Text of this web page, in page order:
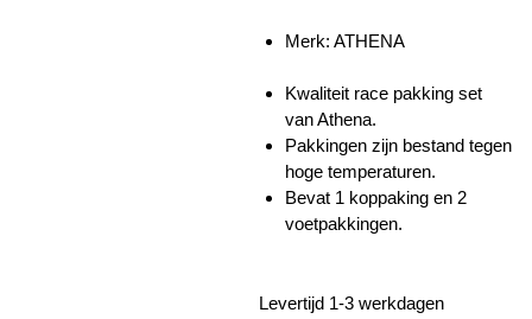
Merk: ATHENA
Kwaliteit race pakking set
van Athena.
Pakkingen zijn bestand tegen
hoge temperaturen.
Bevat 1 koppaking en 2
voetpakkingen.
Levertijd 1-3 werkdagen